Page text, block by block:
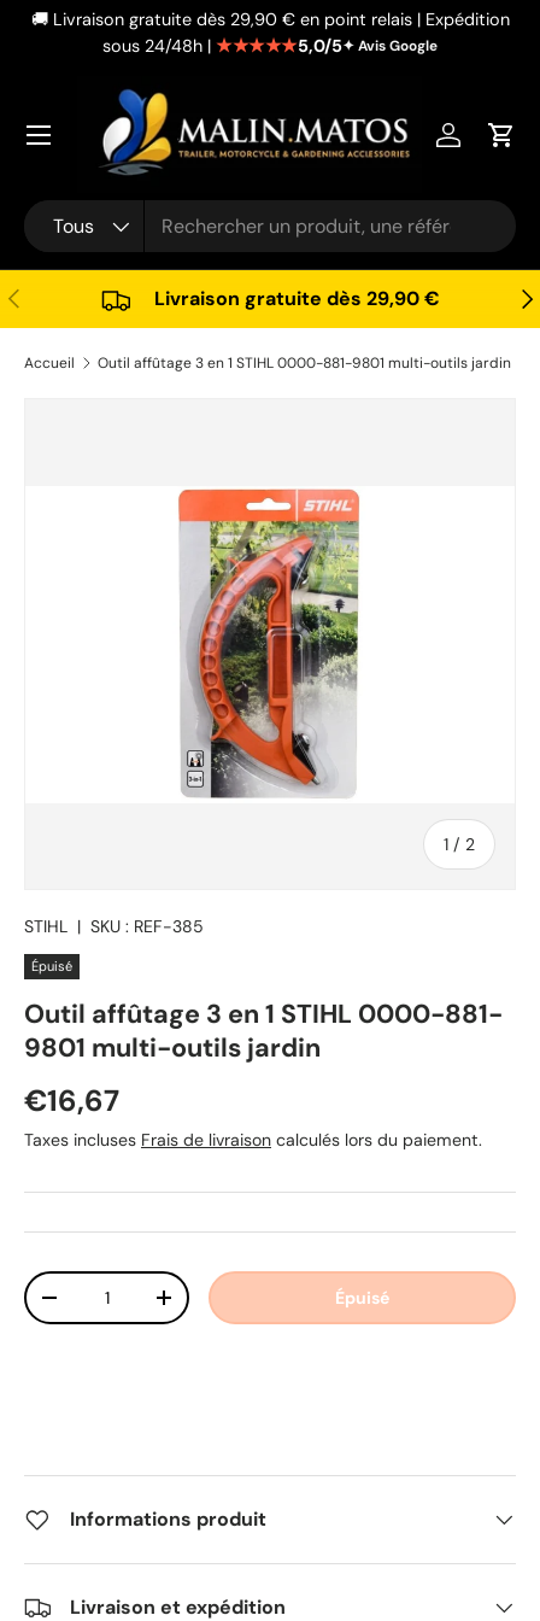
Aller au contenu
🚚 Livraison gratuite dès 29,90 € en point relais | Expédition
sous 24/48h | ★★★★★5,0/5✦ Avis Google
Recherche
Type de produit
Tous
Se
Précédent Livraison gratuite dès 29,90 €
Accueil Outil affûtage 3 en 1 STIHL 0000-881-9801 multi-outils jardin
1 / de
2
STIHL | SKU : REF-385
Épuisé
Outil affûtage 3 en 1 STIHL 0000-881-
9801 multi-outils jardin
Prix habituel
€16,67
Taxes incluses Frais de livraison calculés lors du paiement.
Qté
Diminuer la quantitéAugmenter la quantitéÉpuisé
Informations produit
Livraison et expédition